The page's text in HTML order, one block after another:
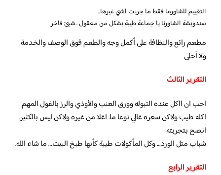
التقييم للشاورما فقط ما جربت اشي غيرها..
سندويشة الشاورنا يا جماعة طيبة بشكل من معقول ..شيئ فاخر
مطعم رائع والنظافة على أكمل وجه والطعم فوق الوصف والخدمة
ولا أحلى
التقرير الثالث
احب ان ااكل عنده التبوله وورق العنب والأوذي والرز بالفول المهم
اكله طيب ولاكن سعره غالي نوعا ما. اغلا من غيره ولاكن ليس بالكثير.
انصح بتجربته
شباب متل الورد… وكل المأكولات طيبة كأنها طبخ البيت… ما شاء الله.
التقرير الرابع